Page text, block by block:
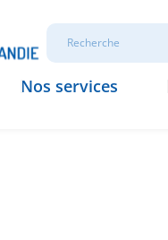
Nos services